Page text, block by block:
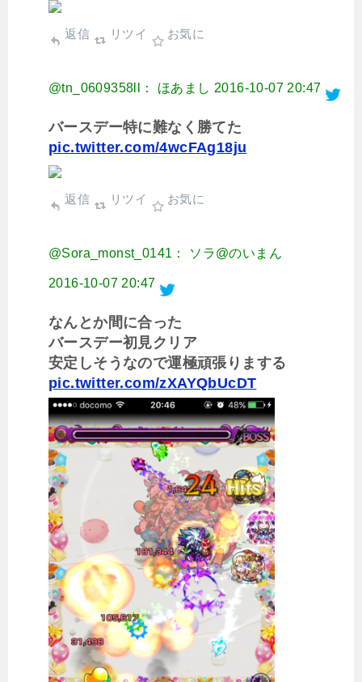
返信 リツイ お気に
@tn_0609358ll： ほあまし 2016-10-07 20:47
バースデー特に難なく勝てた
pic.twitter.com/4wcFAg18ju
返信 リツイ お気に
@Sora_monst_0141： ソラ@のいまん
2016-10-07 20:47
なんとか間に合った
バースデー初見クリア
安定しそうなので運極頑張りまする
pic.twitter.com/zXAYQbUcDT